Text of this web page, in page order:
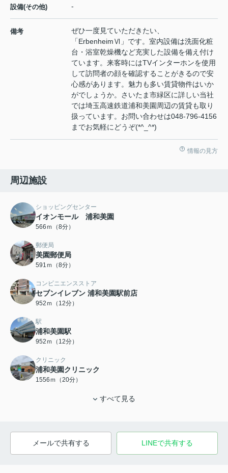
設備(その他) -
備考
ぜひ一度見ていただきたい、
「ErbenheimⅥ」です。室内設備は洗面化粧
台・浴室乾燥機など充実した設備を備え付け
ています。来客時にはTVインターホンを使用
して訪問者の顔を確認することがきるので安
心感があります。魅力も多い賃貸物件はいか
がでしょうか。さいたま市緑区に詳しい当社
では埼玉高速鉄道浦和美園周辺の賃貸も取り
扱っています。お問い合わせは048-796-4156
までお気軽にどうぞ(*^_^*)
情報の見方
周辺施設
ショッピングセンター
イオンモール 浦和美園
566ｍ（8分）
郵便局
美園郵便局
591ｍ（8分）
コンビニエンスストア
セブンイレブン 浦和美園駅前店
952ｍ（12分）
駅
浦和美園駅
952ｍ（12分）
クリニック
浦和美園クリニック
1556ｍ（20分）
すべて見る
メールで共有する LINEで共有する